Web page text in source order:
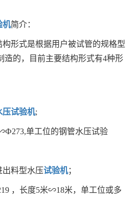
机简介：
构形式是根据用户被试管的规格型
造的，目前主要结构形式有4种形
压试验机;
单工位的钢管水压试验
出料型水压试验机；
，长度5米∽18米，单工位或多